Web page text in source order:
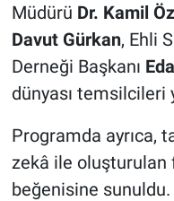
Müdürü Dr. Kamil
Davut Gürkan, Ehli
Derneği Başkanı
dünyası temsilcileri
Programda ayrıca,
zekâ ile oluşturulan
beğenisine sunuldu.